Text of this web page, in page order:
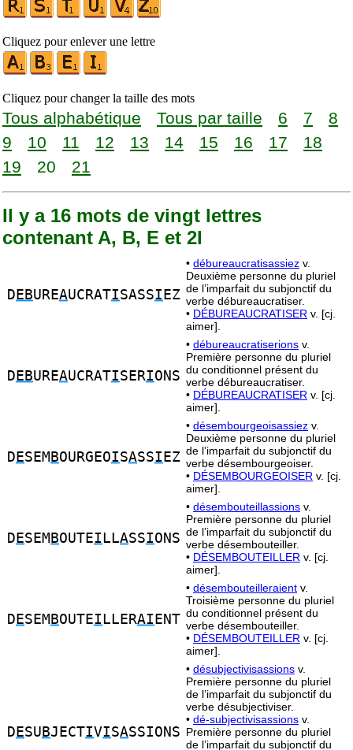
Cliquez pour enlever une lettre
Cliquez pour changer la taille des mots
Tous alphabétique Tous par taille 6 7
8
9
10 11 12 13 14 15 16 17
18
19
20 21
Il y a 16 mots de vingt lettres
contenant A, B, E et 2I
D EBUREAUCRATISASSI EZ
• débureaucratisassiez v.
Deuxième personne du pluriel
de l’imparfait du subjonctif du
verbe débureaucratiser.
• DÉBUREAUCRATISER v. [cj.
aimer].
D EBUREAUCRATISERIONS
• débureaucratiserions v.
Première personne du pluriel
du conditionnel présent du
verbe débureaucratiser.
• DÉBUREAUCRATISER v. [cj.
aimer].
D ESEM BOURGEOISASSI EZ
• désembourgeoisassiez v.
Deuxième personne du pluriel
de l’imparfait du subjonctif du
verbe désembourgeoiser.
• DÉSEMBOURGEOISER v. [cj.
aimer].
D ESEM BOUTEI LLASSIONS
• désembouteillassions v.
Première personne du pluriel
de l’imparfait du subjonctif du
verbe désembouteiller.
• DÉSEMBOUTEILLER v. [cj.
aimer].
D ESEM BOUTEI LLERAI ENT
• désembouteilleraient v.
Troisième personne du pluriel
du conditionnel présent du
verbe désembouteiller.
• DÉSEMBOUTEILLER v. [cj.
aimer].
D ESU BJECTIVISASSIONS
• désubjectivisassions v.
Première personne du pluriel
de l’imparfait du subjonctif du
verbe désubjectiviser.
• dé-subjectivisassions v.
Première personne du pluriel
de l’imparfait du subjonctif du